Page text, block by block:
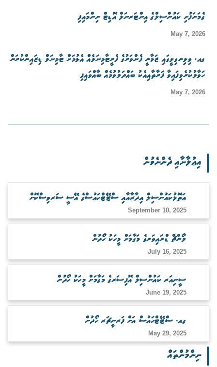
ގެމަނަފުށި ކައުންސިލްގެ އިންޓަރނަލް އޮޑިޓް ނިންމައިފި
May 7, 2026
ގއ. ވިލިނގިލީގައި ޒަމާނީ ފެންވަރުގެ ފެރީޓާމިނަލެއް އެޅުމަށް ޓާމިނަލް ޑިޒައިންކުރަން
ހަވާލުކުރެވިފައިވާ ފަރާތާއިއެކު ބައްދަލުވުމެއް ބާއްވައިފި
May 7, 2026
އިޢުލާނާއި ދެންނެވުން
އަތޮޅުކައުންސިލް އިދާރާއާއި ސްޓޭޓްހައުސްގެ އޭސީ ސަރވިސްކޮށް
ބަލަހައްޓާނެ ފަރާތެއް ހޯދުން
September 10, 2025
ލޯންޗް ޑްރައިވަރގެ މަގާމަށް މީހަކު ހޯދުން
July 16, 2025
ސީނިއަރ ކައުންސިލް އޮފިސަރގެ މަގާމަށް މީހަކު ހޯދުން
June 19, 2025
ގއ. ސްޓޭޓްހައުސް އަށް ފަރނީޗަރ ހޯދުން
May 29, 2025
ނިންމުންތައް